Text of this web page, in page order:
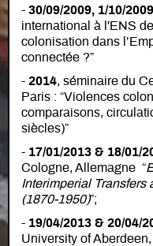
- 30/09/2009, 1/10/
international à l'ENS
colonisation dans
connectée ?”
- 2014, séminaire du
Paris : “Violences
comparaisons,
siècles)”
- 17/01/2013 & 18/01/
Cologne, Allemagne “
Interimperial Transfers
(1870‐1950)”;
- 19/04/2013 & 20/04/
University of